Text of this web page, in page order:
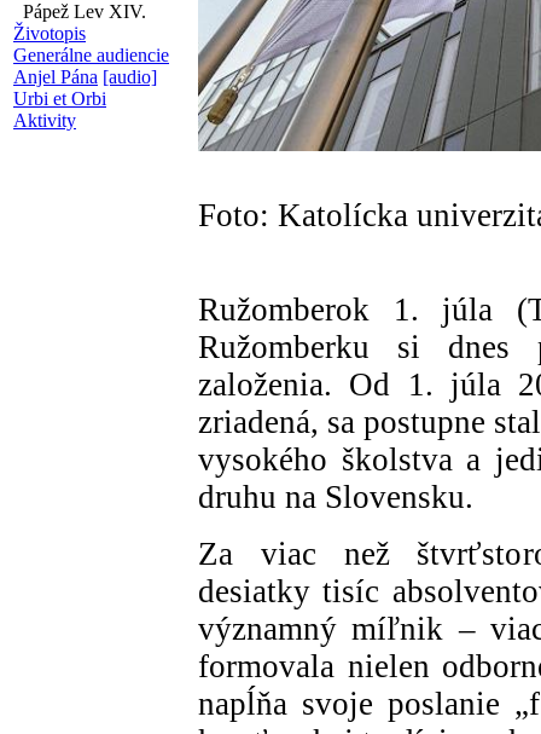
Pápež Lev XIV.
Životopis
Generálne audiencie
Anjel Pána [audio]
Urbi et Orbi
Aktivity
Foto: Katolícka
Ružomberok 1. júla
Ružomberku si
založenia. Od 1. júla
zriadená, sa postupne
vysokého školstva a
druhu na Slovensku.
Za viac než
desiatky tisíc
významný míľnik –
formovala nielen
napĺňa svoje poslanie